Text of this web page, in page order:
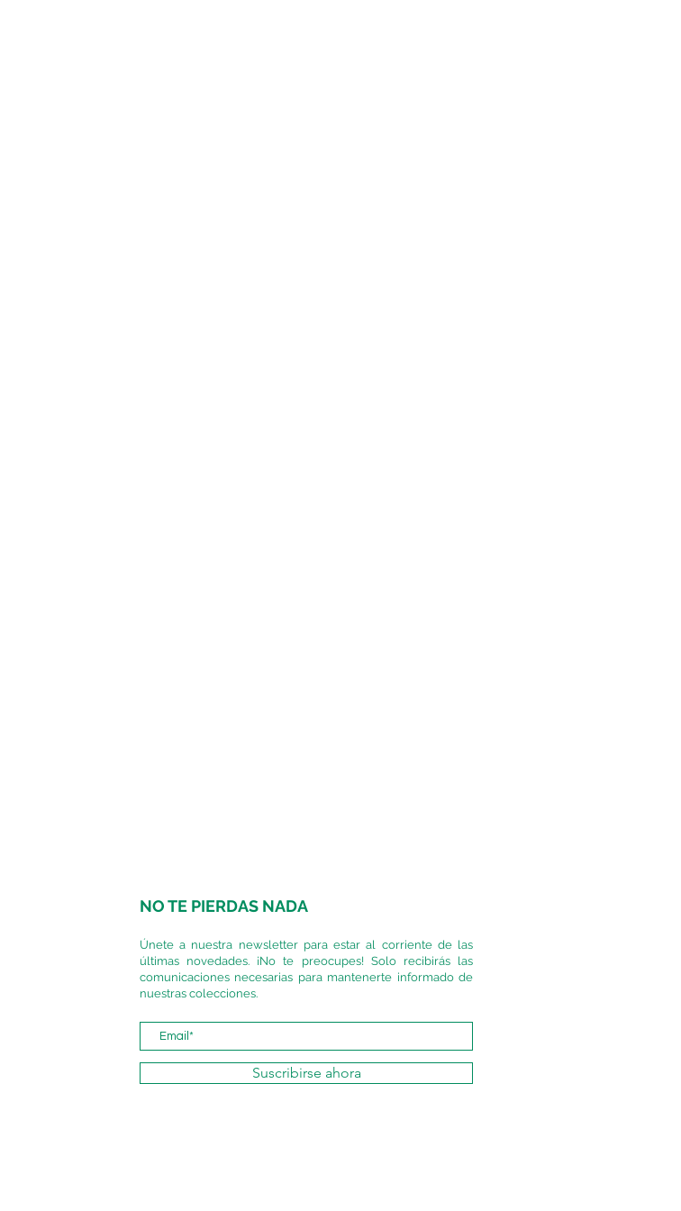
NO TE PIERDAS NADA
Únete a nuestra newsletter para estar al corriente de las
últimas novedades. ¡No te preocupes! Solo recibirás las
comunicaciones necesarias para mantenerte informado de
nuestras colecciones.
Suscribirse ahora